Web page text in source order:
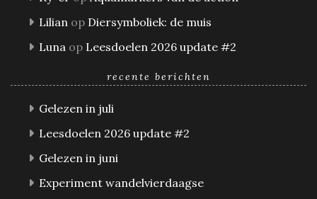
Lilian op Diersymboliek: de muis
Luna op Leesdoelen 2026 update #2
recente berichten
Gelezen in juli
Leesdoelen 2026 update #2
Gelezen in juni
Experiment wandelvierdaagse